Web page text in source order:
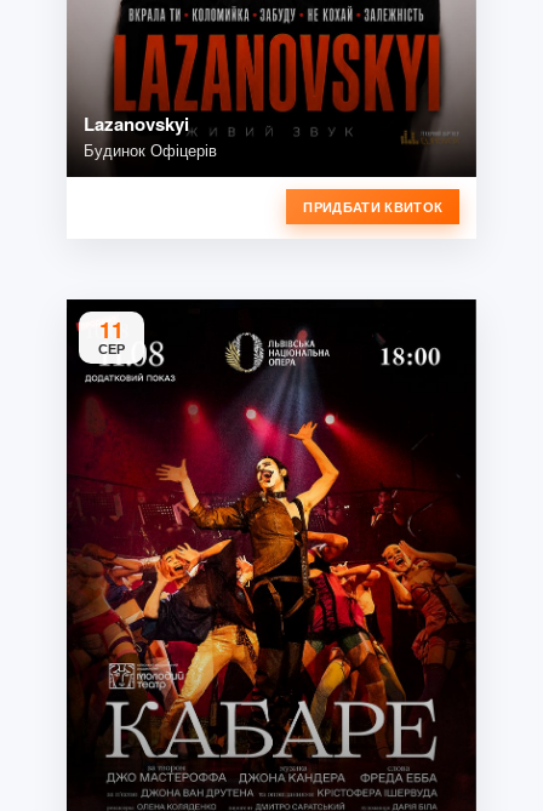
Lazanovskyi
Будинок Офіцерів
ПРИДБАТИ КВИТОК
11
СЕР